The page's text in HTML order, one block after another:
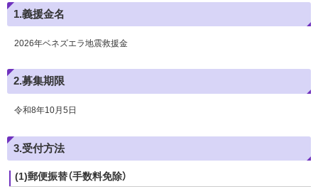
1.義援金名
2026年ベネズエラ地震救援金
2.募集期限
令和8年10月5日
3.受付方法
(1)郵便振替（手数料免除）